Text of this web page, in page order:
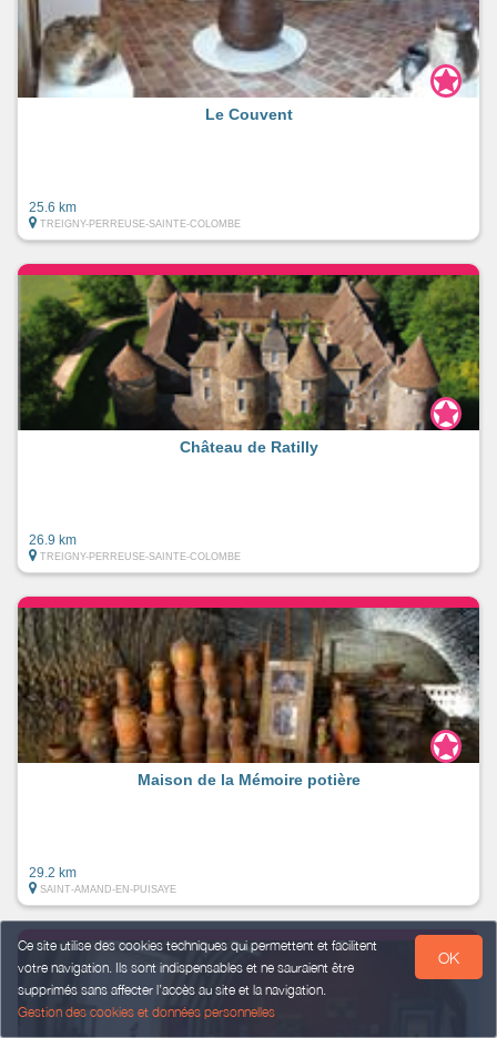
Ce site utilise des cookies techniques qui permettent et facilitent
votre navigation. Ils sont indispensables et ne sauraient être
supprimés sans affecter l’accès au site et la navigation.
Gestion des cookies et données personnelles
OK
Le Couvent
25.6 km
TREIGNY-PERREUSE-SAINTE-COLOMBE
Château de Ratilly
26.9 km
TREIGNY-PERREUSE-SAINTE-COLOMBE
Maison de la Mémoire potière
29.2 km
SAINT-AMAND-EN-PUISAYE